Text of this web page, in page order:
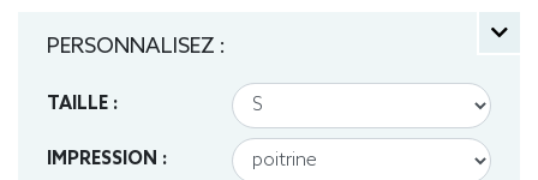
PERSONNALISEZ :
TAILLE :
IMPRESSION :